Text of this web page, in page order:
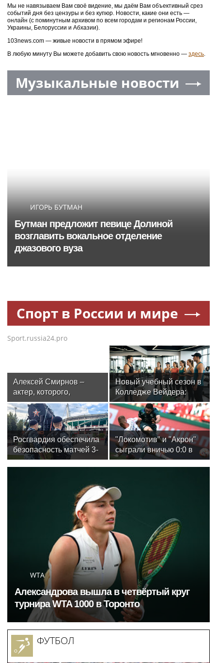
Мы не навязываем Вам своё видение, мы даём Вам объективный срез
событий дня без цензуры и без купюр. Новости, какие они есть —
онлайн (с поминутным архивом по всем городам и регионам России,
Украины, Белоруссии и Абхазии).
103news.com — живые новости в прямом эфире!
В любую минуту Вы можете добавить свою новость мгновенно — здесь.
Музыкальные новости
ИГОРЬ БУТМАН
Бутман предложит певице Долиной
возглавить вокальное отделение
джазового вуза
Спорт в России и мире
Sport.russia24.pro
Алексей Смирнов –
актер, которого,
надеюсь, еще не
забыли
Новый учебный сезон в
Колледже Вейдера:
стартовали очные
программы подготовки
фитнес-тренеров и
специалистов
индустрии здоровья
Росгвардия обеспечила
безопасность матчей 3-
го тура РПЛ в Москве
"Локомотив" и "Акрон"
сыграли вничью 0:0 в
матче РПЛ
WTA
Александрова вышла в четвёртый круг
турнира WTA 1000 в Торонто
ФУТБОЛ